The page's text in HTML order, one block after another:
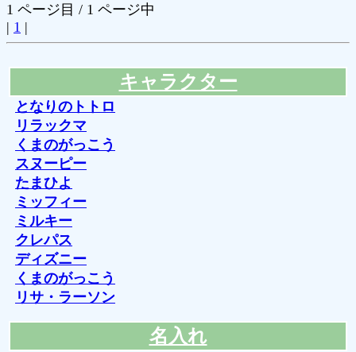
1 ページ目 / 1 ページ中
| 1 |
キャラクター
となりのトトロ
リラックマ
くまのがっこう
スヌーピー
たまひよ
ミッフィー
ミルキー
クレパス
ディズニー
くまのがっこう
リサ・ラーソン
名入れ